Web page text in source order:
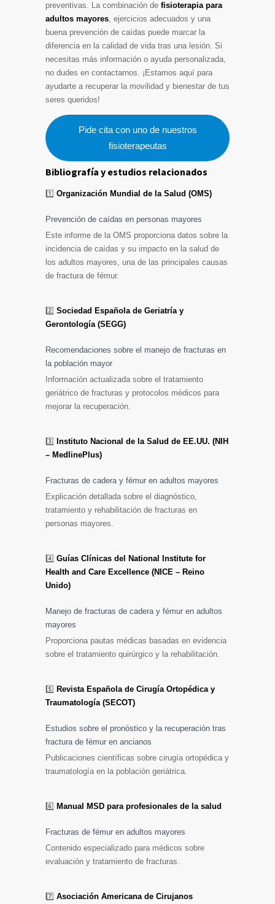
preventivas. La combinación de fisioterapia para
adultos mayores, ejercicios adecuados y una
buena prevención de caídas puede marcar la
diferencia en la calidad de vida tras una lesión. Si
necesitas más información o ayuda personalizada,
no dudes en contactarnos. ¡Estamos aquí para
ayudarte a recuperar la movilidad y bienestar de tus
seres queridos!
Pide cita con uno de nuestros
fisioterapeutas
Bibliografía y estudios relacionados
1️⃣ Organización Mundial de la Salud (OMS)
Prevención de caídas en personas mayores
Este informe de la OMS proporciona datos sobre la
incidencia de caídas y su impacto en la salud de
los adultos mayores, una de las principales causas
de fractura de fémur.
2️⃣ Sociedad Española de Geriatría y
Gerontología (SEGG)
Recomendaciones sobre el manejo de fracturas en
la población mayor
Información actualizada sobre el tratamiento
geriátrico de fracturas y protocolos médicos para
mejorar la recuperación.
3️⃣
Instituto Nacional de la Salud de EE.UU. (NIH
– MedlinePlus)
Fracturas de cadera y fémur en adultos mayores
Explicación detallada sobre el diagnóstico,
tratamiento y rehabilitación de fracturas en
personas mayores.
4️⃣ Guías Clínicas del National Institute for
Health and Care Excellence (NICE – Reino
Unido)
Manejo de fracturas de cadera y fémur en adultos
mayores
Proporciona pautas médicas basadas en evidencia
sobre el tratamiento quirúrgico y la rehabilitación.
5️⃣ Revista Española de Cirugía Ortopédica y
Traumatología (SECOT)
Estudios sobre el pronóstico y la recuperación tras
fractura de fémur en ancianos
Publicaciones científicas sobre cirugía ortopédica y
traumatología en la población geriátrica.
6️⃣ Manual MSD para profesionales de la salud
Fracturas de fémur en adultos mayores
Contenido especializado para médicos sobre
evaluación y tratamiento de fracturas.
7️⃣ Asociación Americana de Cirujanos